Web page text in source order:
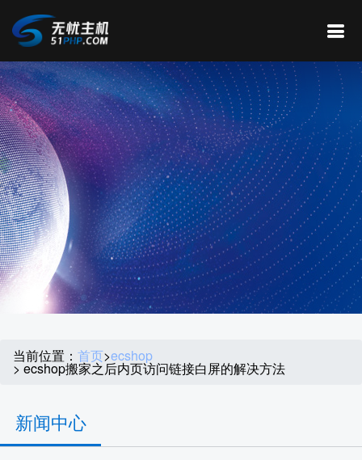
当前位置： 首页>ecshop
> ecshop搬家之后内页访问链接白屏的解决方法
新闻中心